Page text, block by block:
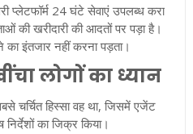
प्लेटफॉर्म 24 घंटे सेवाएं उपलब्ध करा
की खरीदारी की आदतों पर पड़ा है।
इंतजार नहीं करना पड़ता।
लोगों का ध्यान
चर्चित हिस्सा वह था, जिसमें एजेंट
निर्देशों का जिक्र किया।